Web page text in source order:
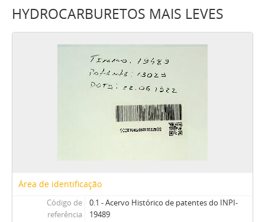
HYDROCARBURETOS MAIS LEVES
Área de identificação
Código de
referência
0.1 - Acervo Histórico de patentes do INPI-
19489